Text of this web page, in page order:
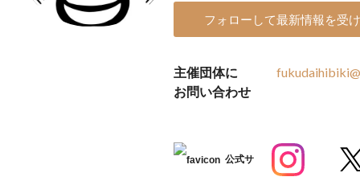
フォローして最新情報を受
主催団体に
お問い合わせ
公式サ